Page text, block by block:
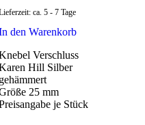
ca. 5 - 7 Tage
den Warenkorb
Verschluss
Hill Silber
25 mm
je Stück